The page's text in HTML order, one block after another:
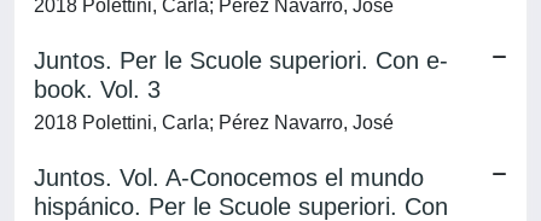
2018 Polettini, Carla; Pérez Navarro, José
Juntos. Per le Scuole superiori. Con e-
book. Vol. 3
2018 Polettini, Carla; Pérez Navarro, José
Juntos. Vol. A-Conocemos el mundo
hispánico. Per le Scuole superiori. Con